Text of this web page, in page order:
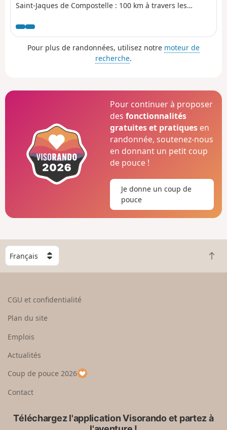
Saint-Jaques de Compostelle : 100 km à travers les
balisé, tour à tour en Rouge/Blanc pour les parties
communes avec le GR® 78, ou en Jaune/Bleu pour
certains secteurs qui permettent de profiter au mieux de
pistes et sentiers non goudronnés, plus proches du
Minervois, Malves.
Pour plus de randonnées, utilisez notre moteur de
recherche.
Pour continuer à proposer
desfonctionnalités
gratuites et pratiques en
randonnée, soutenez-nous
en donnant un petit coup
de pouce !
Je donne un coup de
pouce
C
h
o
e
u
p
a
R
e
CGU et confidentialité
Plan du site
Emplois
Actualités
Coup de pouce 2026
Contact
Téléchargez l'application Visorando et partez à